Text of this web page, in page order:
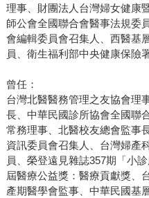
理事、財團法人台灣婦女健康
師公會全國聯合會醫事法規委
會編輯委員會召集人、西醫基
員、衛生福利部中央健康保險
曾任：
台灣北醫醫務管理之友協會理
長、中華民國診所協會全國聯
常務理事、北醫校友總會監事
資訊委員會召集人、台灣婦產
員、榮登遠見雜誌357期「小
屆醫療公益獎：醫療貢獻獎、
產期醫學會監事、中華民國基